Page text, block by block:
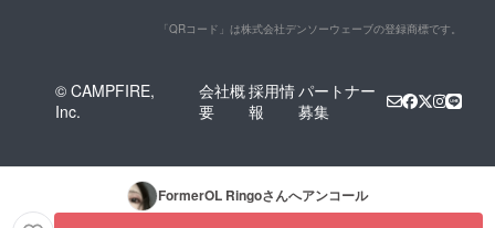
「QRコード」は株式会社デンソーウェーブの登録商標です。
© CAMPFIRE,
Inc.
会社概
要
採用情
報
パートナー
募集
FormerOL Ringoさんへアンコール